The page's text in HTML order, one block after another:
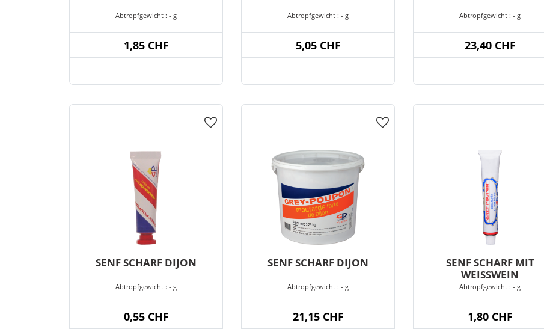
Abtropfgewicht : - g
1,85 CHF
Abtropfgewicht : - g
5,05 CHF
Abtropfgewicht : - g
23,40 CHF
SENF SCHARF DIJON
Abtropfgewicht : - g
0,55 CHF
SENF SCHARF DIJON
Abtropfgewicht : - g
21,15 CHF
SENF SCHARF MIT
WEISSWEIN
Abtropfgewicht : - g
1,80 CHF